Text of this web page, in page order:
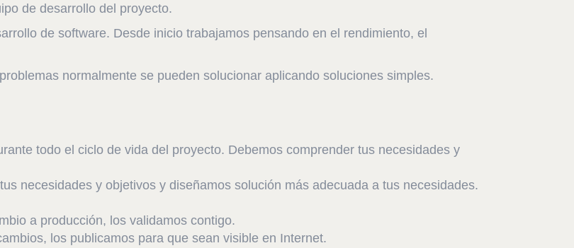
de desarrollo del proyecto.
de software. Desde inicio trabajamos pensando en el rendimiento, el
normalmente se pueden solucionar aplicando soluciones simples.
todo el ciclo de vida del proyecto. Debemos comprender tus necesidades y
necesidades y objetivos y diseñamos solución más adecuada a tus necesidades.
a producción, los validamos contigo.
los publicamos para que sean visible en Internet.